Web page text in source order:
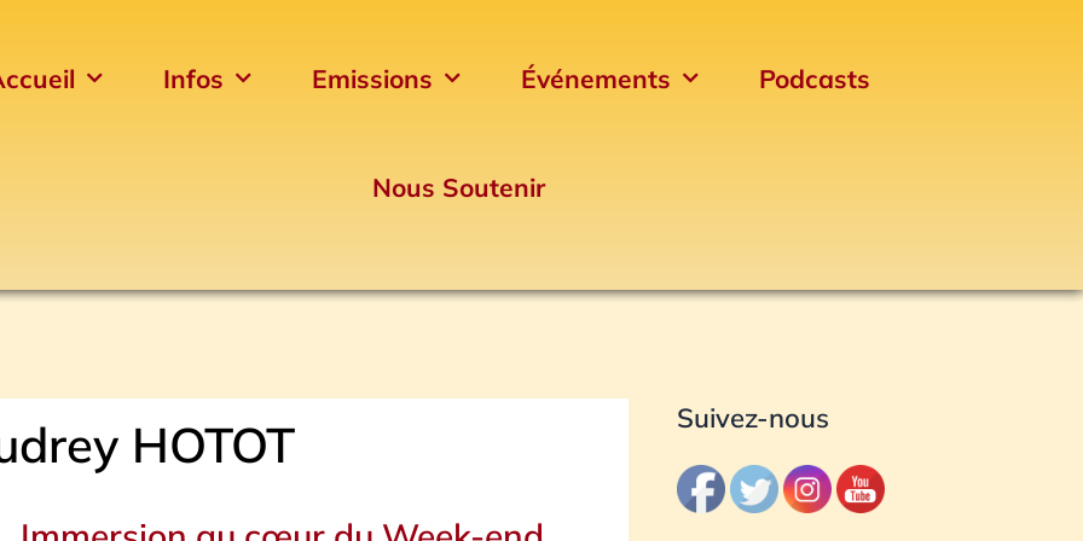
Infos Emissions Événements Podcasts
Nous Soutenir
HOTOT Suivez-nous
Archives